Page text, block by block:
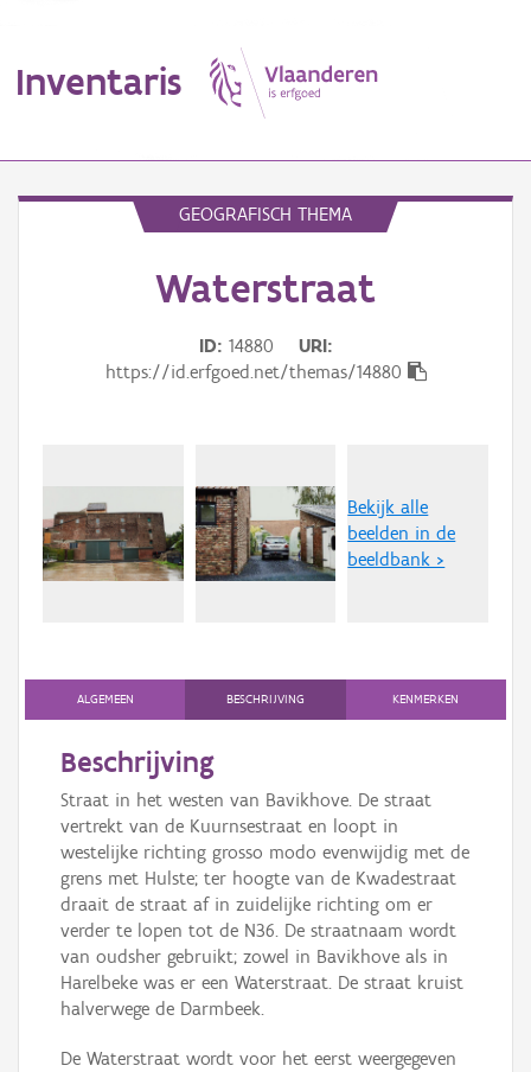
Inventaris
Persoon of collectief
Aanmelden
GEOGRAFISCH THEMA
Waterstraat
ID 14880
URI
https://id.erfgoed.net/themas/14880
Bekijk alle
beelden in de
beeldbank >
ALGEMEEN BESCHRIJVING KENMERKEN
Beschrijving
Straat in het westen van Bavikhove. De straat
vertrekt van de Kuurnsestraat en loopt in
westelijke richting grosso modo evenwijdig met de
grens met Hulste; ter hoogte van de Kwadestraat
draait de straat af in zuidelijke richting om er
verder te lopen tot de N36. De straatnaam wordt
van oudsher gebruikt; zowel in Bavikhove als in
Harelbeke was er een Waterstraat. De straat kruist
halverwege de Darmbeek.
De Waterstraat wordt voor het eerst weergegeven